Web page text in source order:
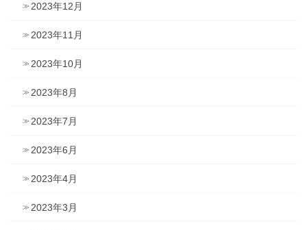
2023年12月
2023年11月
2023年10月
2023年8月
2023年7月
2023年6月
2023年4月
2023年3月